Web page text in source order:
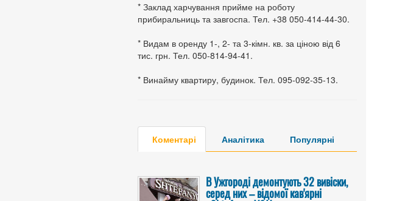
* Заклад харчування прийме на роботу
прибиральниць та завгоспа. Тел. +38 050-414-44-30.
* Видам в оренду 1-, 2- та 3-кімн. кв. за ціною від 6
тис. грн. Тел. 050-814-94-41.
* Винайму квартиру, будинок. Тел. 095-092-35-13.
Коментарі Аналітика Популярні
В Ужгороді демонтують 32 вивіски,
серед них – відомої кав'ярні